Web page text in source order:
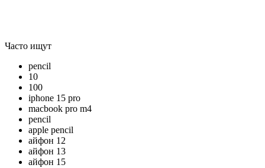
Часто ищут
pencil
10
100
iphone 15 pro
macbook pro m4
pencil
apple pencil
айфон 12
айфон 13
айфон 15